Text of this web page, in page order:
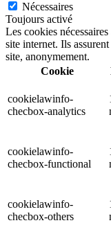
Nécessaires
Toujours activé
Les cookies
site internet. Ils
site, anonymement.
Cookie
cookielawinfo-
checbox-analytics
cookielawinfo-
checbox-functional
cookielawinfo-
checbox-others